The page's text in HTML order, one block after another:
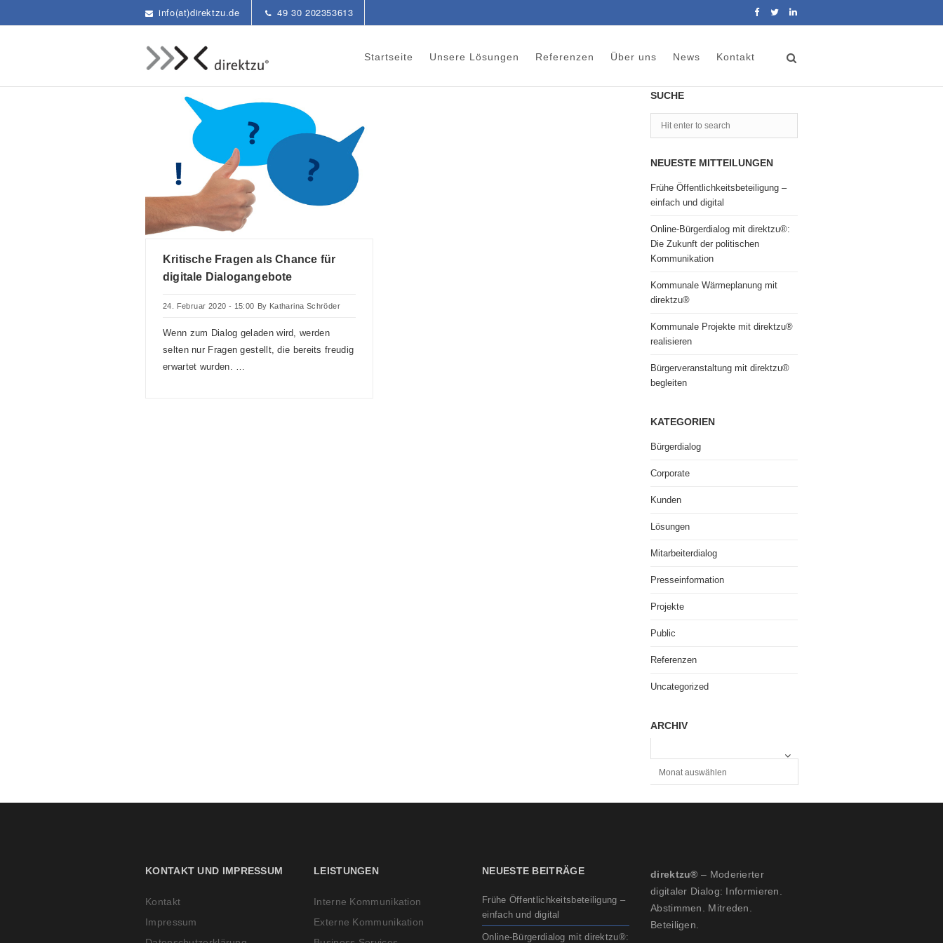
info(at)direktzu.de 49 30 202353613
Startseite Unsere Lösungen Referenzen Über uns News Kontakt
Kritische Fragen als Chance für
digitale Dialogangebote
24. Februar 2020 - 15:00 By Katharina Schröder
Wenn zum Dialog geladen wird, werden
selten nur Fragen gestellt, die bereits freudig
erwartet wurden. …
SUCHE
NEUESTE MITTEILUNGEN
Frühe Öffentlichkeitsbeteiligung –
einfach und digital
Online-Bürgerdialog mit direktzu®:
Die Zukunft der politischen
Kommunikation
Kommunale Wärmeplanung mit
direktzu®
Kommunale Projekte mit direktzu®
realisieren
Bürgerveranstaltung mit direktzu®
begleiten
KATEGORIEN
Bürgerdialog
Corporate
Kunden
Lösungen
Mitarbeiterdialog
Presseinformation
Projekte
Public
Referenzen
Uncategorized
ARCHIV
C
H
KONTAKT UND IMPRESSUM
Kontakt
Impressum
LEISTUNGEN
Interne Kommunikation
Externe Kommunikation
NEUESTE BEITRÄGE
Frühe Öffentlichkeitsbeteiligung –
einfach und digital
Online-Bürgerdialog mit direktzu®:
direktzu® – Moderierter
digitaler Dialog: Informieren.
Abstimmen. Mitreden.
Beteiligen.